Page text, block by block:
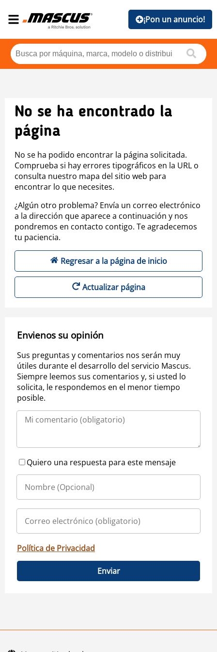
¡Pon un anuncio!
No se ha encontrado la
página
No se ha podido encontrar la página solicitada.
Comprueba si hay errores tipográficos en la URL o
consulta nuestro mapa del sitio web para
encontrar lo que necesites.
¿Algún otro problema? Envía un correo electrónico
a la dirección que aparece a continuación y nos
pondremos en contacto contigo. Te agradecemos
tu paciencia.
Regresar a la página de inicio
Actualizar página
Envienos su opinión
Sus preguntas y comentarios nos serán muy
útiles durante el desarrollo del servicio Mascus.
Siempre leemos sus comentarios y, si usted lo
solicita, le respondemos en el menor tiempo
posible.
Quiero una respuesta para este mensaje
Política de Privacidad
Enviar